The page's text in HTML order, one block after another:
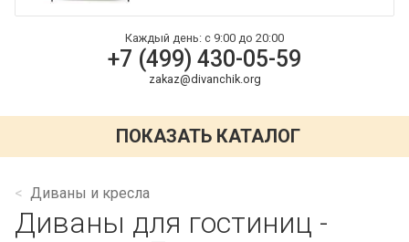
Каждый день: с 9:00 до 20:00
+7 (499) 430-05-59
zakaz@divanchik.org
ПОКАЗАТЬ КАТАЛОГ
Диваны и кресла
Диваны для гостиниц -